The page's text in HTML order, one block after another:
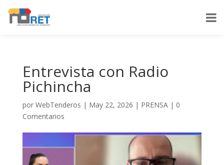
Entrevista con Radio
Pichincha
por WebTenderos | May 22, 2026 | PRENSA| 0
Comentarios